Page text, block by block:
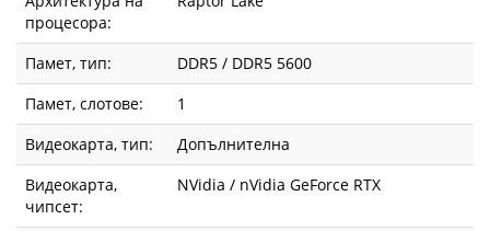
процесора:
Памет, тип:
DDR5 / DDR5 5600
Памет, слотове:
1
Видеокарта, тип:
Допълнителна
Видеокарта,
чипсет:
NVidia / nVidia GeForce RTX